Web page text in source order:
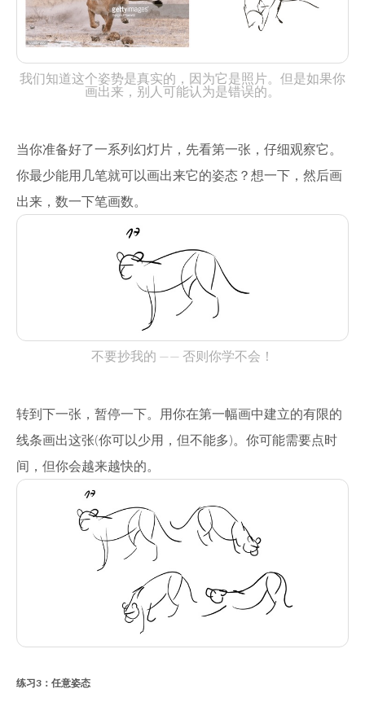
我们知道这个姿势是真实的，因为它是照片。但是如果你
画出来，别人可能认为是错误的。
当你准备好了一系列幻灯片，先看第一张，仔细观察它。
你最少能用几笔就可以画出来它的姿态？想一下，然后画
出来，数一下笔画数。
不要抄我的 —— 否则你学不会！
转到下一张，暂停一下。用你在第一幅画中建立的有限的
线条画出这张(你可以少用，但不能多)。你可能需要点时
间，但你会越来越快的。
练习3：任意姿态